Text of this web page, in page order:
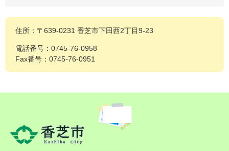
住所：〒639-0231 香芝市下田西2丁目9-23
電話番号：0745-76-0958
Fax番号：0745-76-0951